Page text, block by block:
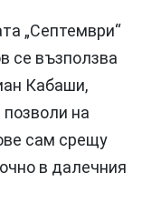
„Септември“
се възползва
Кабаши,
позволи на
сам срещу
в далечния